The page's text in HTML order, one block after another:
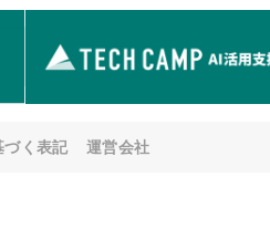
口】
人情報問合せ窓口
京都港区赤坂8-4-14 青山タワープレイス
ス:privacy_policy@di-v.co.jp
に個人情報を提供されるかどうかは任意
づく表記 運営会社